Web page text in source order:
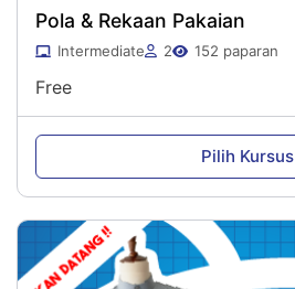
Pola & Rekaan Pakaian
Intermediate 2 152 paparan
Free
Pilih Kursus